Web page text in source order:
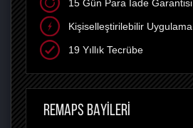
15 Gün Para İade Garantisi
Kişiselleştirilebilir Uygulama
19 Yıllık Tecrübe
REMAPS BAYİLERİ